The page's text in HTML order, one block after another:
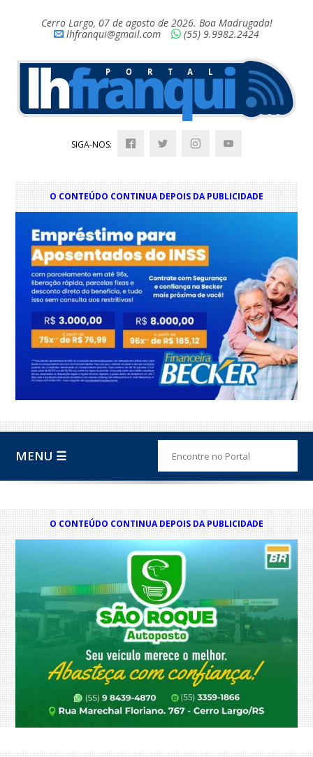
Cerro Largo, 07 de agosto de 2026. Boa Madrugada!
lhfranqui@gmail.com
(55) 9.9982.2424
SIGA-NOS:
O CONTEÚDO CONTINUA DEPOIS DA PUBLICIDADE
MENU ☰
O CONTEÚDO CONTINUA DEPOIS DA PUBLICIDADE